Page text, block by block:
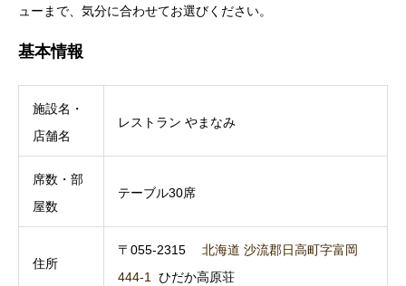
ューまで、気分に合わせてお選びください。
基本情報
施設名・
店舗名
レストラン やまなみ
席数・部
屋数
テーブル30席
住所
〒055-2315 北海道 沙流郡日高町字富岡
444-1
ひだか高原荘